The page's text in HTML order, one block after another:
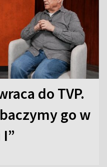
do TVP.
go w